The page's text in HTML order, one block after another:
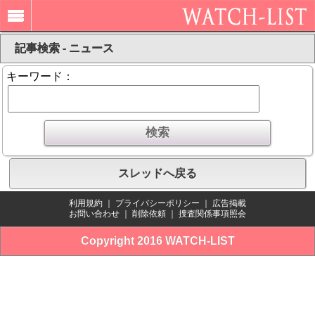
記事検索 - ニュース
キーワード：
スレッドへ戻る
利用規約 プライバシーポリシー
広告掲載
お問い合わせ
削除依頼 捜査関係事項照会
Copyright 2016 WATCH-LIST